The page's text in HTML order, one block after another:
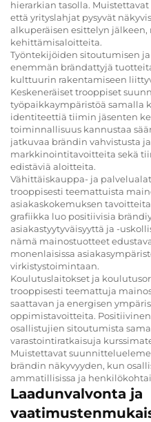
hierarkian tasolla.
että yrityslahjat pysyvät
alkuperäisen esittelyn
kehittämisaloitteita.
Työntekijöiden sitoutumisen
enemmän brändattyjä
kulttuurin rakentamiseen
Keskeneräiset trooppiset
työpaikkaympäristöä samalla
identiteettiä tiimin jäsenten
toiminnallisuus kannustaa
jatkuvaa brändin vahvistusta
markkinointitavoitteita sekä
edistäviä aloitteita.
Vähittäiskauppa- ja
trooppisesti teemattuista
asiakaskokemuksen
grafiikka luo positiivisia
asiakastyytyväisyyttä ja -
nämä mainostuotteet
monenlaisissa
virkistystoimintaan.
Koulutuslaitokset ja
trooppisesti teemattuja
saattavan ja energisen
oppimistavoitteita.
osallistujien sitoutumista
varastointiratkaisuja
Muistettavat
brändin näkyvyyden, kun
ammatillisissa ja
Laadunvalvonta ja